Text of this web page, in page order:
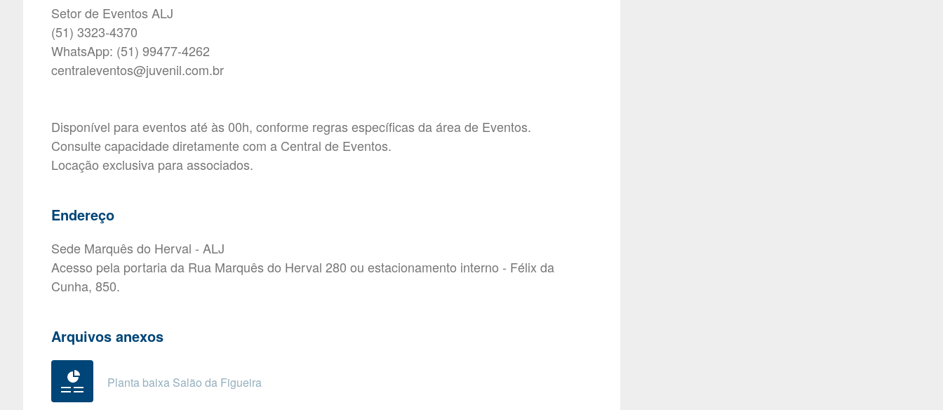
Setor de Eventos ALJ
(51) 3323-4370
WhatsApp: (51) 99477-4262
centraleventos@juvenil.com.br
Disponível para eventos até às 00h, conforme regras específicas da área de Eventos.
Consulte capacidade diretamente com a Central de Eventos.
Locação exclusiva para associados.
Endereço
Sede Marquês do Herval - ALJ
Acesso pela portaria da Rua Marquês do Herval 280 ou estacionamento interno - Félix da
Cunha, 850.
Arquivos anexos
Planta baixa Salão da Figueira